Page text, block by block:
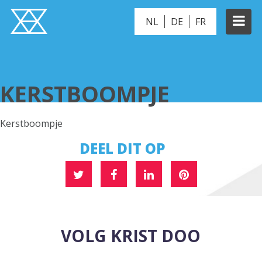
NL DE FR
KERSTBOOMPJE
Kerstboompje
DEEL DIT OP
VOLG KRIST DOO